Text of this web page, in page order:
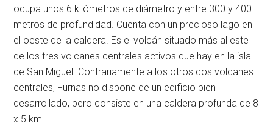
ocupa unos 6 kilómetros de diámetro y entre 300 y 400
metros de profundidad. Cuenta con un precioso lago en
el oeste de la caldera. Es el volcán situado más al este
de los tres volcanes centrales activos que hay en la isla
de San Miguel. Contrariamente a los otros dos volcanes
centrales, Furnas no dispone de un edificio bien
desarrollado, pero consiste en una caldera profunda de 8
x 5 km.